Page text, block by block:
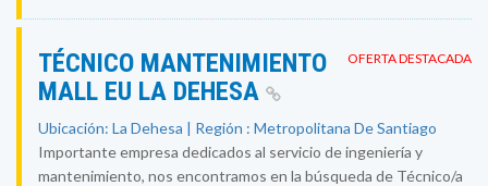
OFERTA DESTACADA
TÉCNICO MANTENIMIENTO
MALL EU LA DEHESA
Ubicación: La Dehesa | Región : Metropolitana De Santiago
Importante empresa dedicados al servicio de ingeniería y
mantenimiento, nos encontramos en la búsqueda de Técnico/a